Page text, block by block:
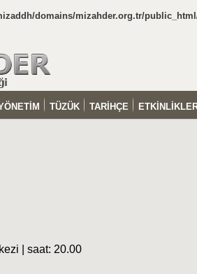
domains/mizahder.org.tr/
TÜZÜK TARİHÇE
| saat: 20.00